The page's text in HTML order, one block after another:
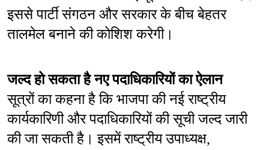
इससे पार्टी संगठन और सरकार के बीच बेहतर
तालमेल बनाने की कोशिश करेगी।
जल्द हो सकता है नए पदाधिकारियों का ऐलान
सूत्रों का कहना है कि भाजपा की नई राष्ट्रीय
कार्यकारिणी और पदाधिकारियों की सूची जल्द जारी
की जा सकती है। इसमें राष्ट्रीय उपाध्यक्ष,